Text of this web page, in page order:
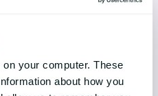
your computer. These
about how you